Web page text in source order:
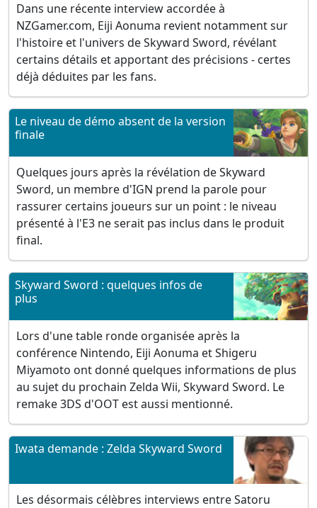
Dans une récente interview accordée à
NZGamer.com, Eiji Aonuma revient notamment sur
l'histoire et l'univers de Skyward Sword, révélant
certains détails et apportant des précisions - certes
déjà déduites par les fans.
Le niveau de démo absent de la version
finale
Quelques jours après la révélation de Skyward
Sword, un membre d'IGN prend la parole pour
rassurer certains joueurs sur un point : le niveau
présenté à l'E3 ne serait pas inclus dans le produit
final.
Skyward Sword : quelques infos de
plus
Lors d'une table ronde organisée après la
conférence Nintendo, Eiji Aonuma et Shigeru
Miyamoto ont donné quelques informations de plus
au sujet du prochain Zelda Wii, Skyward Sword. Le
remake 3DS d'OOT est aussi mentionné.
Iwata demande : Zelda Skyward Sword
Les désormais célèbres interviews entre Satoru